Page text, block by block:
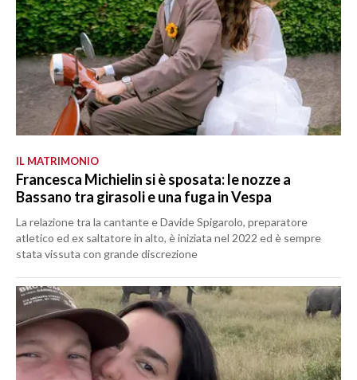
IL MATRIMONIO
Francesca Michielin si è sposata: le nozze a
Bassano tra girasoli e una fuga in Vespa
La relazione tra la cantante e Davide Spigarolo, preparatore
atletico ed ex saltatore in alto, è iniziata nel 2022 ed è sempre
stata vissuta con grande discrezione